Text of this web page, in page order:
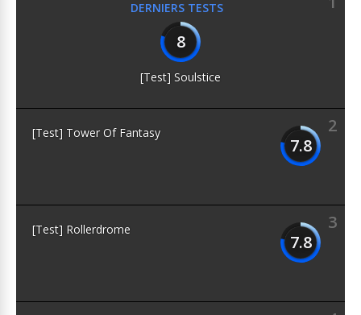
DERNIERS TESTS
8
[Test] Soulstice
2
7.8
[Test] Tower Of Fantasy
3
7.8
[Test] Rollerdrome